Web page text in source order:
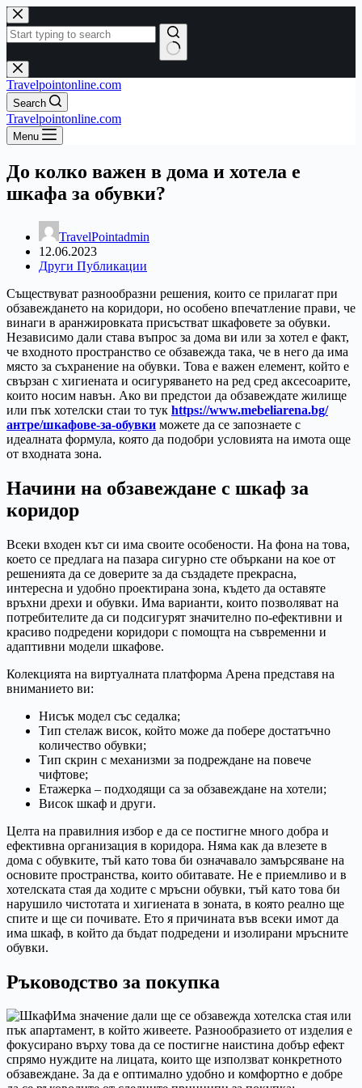
Skip
to
content
No
results
Travelpointonline.com
Search
Travelpointonline.com
Menu
До колко важен в дома и хотела е
шкафа за обувки?
TravelPointadmin
12.06.2023
Други Публикации
Съществуват разнообразни решения, които се прилагат при
обзавеждането на коридори, но особено впечатление прави, че
винаги в аранжировката присъстват шкафовете за обувки.
Независимо дали става въпрос за дома ви или за хотел е факт,
че входното пространство се обзавежда така, че в него да има
място за съхранение на обувки. Това е важен елемент, който е
свързан с хигиената и осигуряването на ред сред аксесоарите,
които носим навън. Ако ви предстои да обзавеждате жилище
или пък хотелски стаи то тук https://www.mebeliarena.bg/
антре/шкафове-за-обувки можете да се запознаете с
идеалната формула, която да подобри условията на имота още
от входната зона.
Начини на обзавеждане с шкаф за
коридор
Всеки входен кът си има своите особености. На фона на това,
което се предлага на пазара сигурно сте объркани на кое от
решенията да се доверите за да създадете прекрасна,
интересна и удобно проектирана зона, където да оставяте
връхни дрехи и обувки. Има варианти, които позволяват на
потребителите да си подсигурят значително по-ефективни и
красиво подредени коридори с помощта на съвременни и
адаптивни модели шкафове.
Колекцията на виртуалната платформа Арена представя на
вниманието ви:
Нисък модел със седалка;
Тип стелаж висок, който може да побере достатъчно
количество обувки;
Тип скрин с механизми за подреждане на повече
чифтове;
Етажерка – подходящи са за обзавеждане на хотели;
Висок шкаф и други.
Целта на правилния избор е да се постигне много добра и
ефективна организация в коридора. Няма как да влезете в
дома с обувките, тъй като това би означавало замърсяване на
основите пространства, които обитавате. Не е приемливо и в
хотелската стая да ходите с мръсни обувки, тъй като това би
нарушило чистотата и хигиената в зоната, в която реално ще
спите и ще си почивате. Ето я причината във всеки имот да
има шкаф, в който да бъдат подредени и изолирани мръсните
обувки.
Ръководство за покупка
Има значение дали ще се обзавежда хотелска стая или
пък апартамент, в който живеете. Разнообразието от изделия е
фокусирано върху това да се постигне наистина добър ефект
спрямо нуждите на лицата, които ще използват конкретното
обзавеждане. За да е оптимално удобно и комфортно е добре